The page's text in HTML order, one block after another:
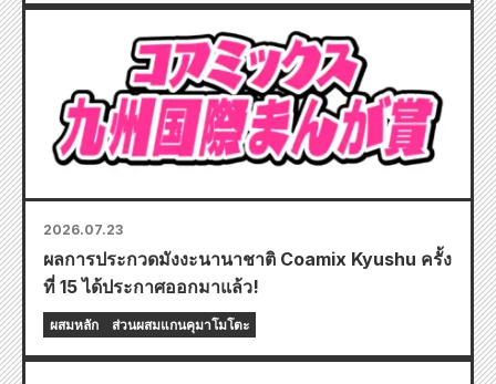
2026.07.23
ผลการประกวดมังงะนานาชาติ Coamix Kyushu ครั้ง
ที่ 15 ได้ประกาศออกมาแล้ว!
ผสมหลัก ส่วนผสมแกนคุมาโมโตะ